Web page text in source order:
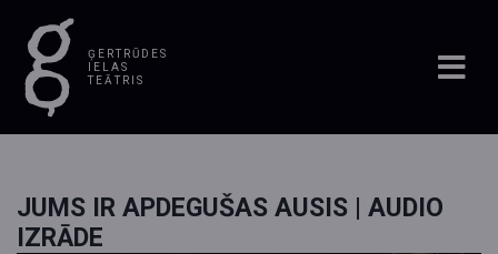
ĢERTRŪDES
IELAS
TEĀTRIS
JUMS IR APDEGUŠAS AUSIS | AUDIO
IZRĀDE